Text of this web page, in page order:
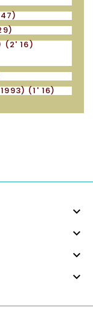
(2' 16)
(1' 16)



